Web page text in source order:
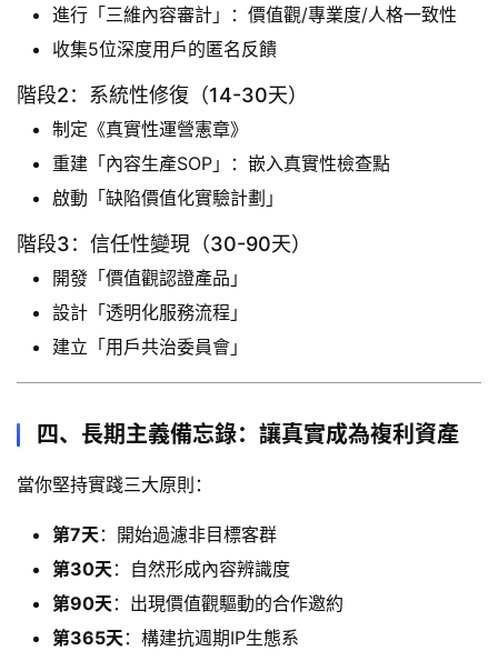
進行「三維內容審計」：價值觀/專業度/人格一致性
收集5位深度用戶的匿名反饋
階段2：系統性修復（14-30天）
制定《真實性運營憲章》
重建「內容生產SOP」：嵌入真實性檢查點
啟動「缺陷價值化實驗計劃」
階段3：信任性變現（30-90天）
開發「價值觀認證產品」
設計「透明化服務流程」
建立「用戶共治委員會」
四、長期主義備忘錄：讓真實成為複利資產
當你堅持實踐三大原則：
第7天 ：開始過濾非目標客群
第30天 ：自然形成內容辨識度
第90天 ：出現價值觀驅動的合作邀約
第365天 ：構建抗週期IP生態系